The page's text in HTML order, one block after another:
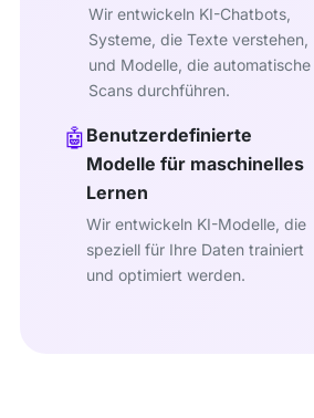
Wir entwickeln KI-Chatbots,
Systeme, die Texte verstehen,
und Modelle, die automatische
Scans durchführen.
🤖 Benutzerdefinierte
Modelle für maschinelles
Lernen
Wir entwickeln KI-Modelle, die
speziell für Ihre Daten trainiert
und optimiert werden.